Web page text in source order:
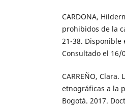
CARDONA,
prohibidos de la
21-38. Disponible
Consultado el 16/
CARREÑO,
etnográficas a la
Bogotá. 2017.